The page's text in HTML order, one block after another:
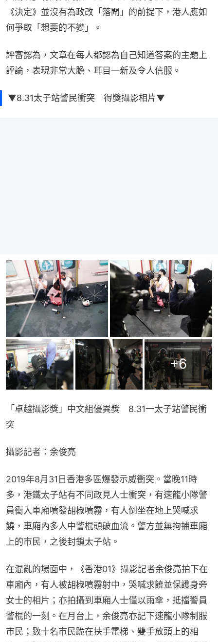
《決定》並沒有為政改「落閘」的前提下，港人應如
何爭取「想要的不變」。
評審認為，文章在每人都認為自己知道答案的主題上
評論，表現非常大膽、耳目一新及令人信服。
▼8.31太子站警民衝突 得獎攝影相片▼
+6
「卓越攝影獎」中文組優異獎　8.31一太子站警民衝
突
攝影記者：余俊亮
2019年8月31日香港多區爆發示威衝突。當晚11時
多，港鐵太子站有不同政見人士衝突，有速龍小隊警
員衝入車廂噴發胡椒噴霧，有人倒坐在地上哭喊求
饒，車廂內多人中警棍頭破血流。警方並無拘捕車廂
上的市民，之後封鎖太子站。
在混亂的場面中，《香港01》攝影記者余俊亮拍下在
車廂內，有人被胡椒噴霧射中，哭喊求饒並保護身旁
女士的相片；亦拍攝到車廂人士僅以雨傘，抵擋警員
警棍的一刻。在月台上，余俊亮亦記下速龍小隊制服
市民；數十名市民跪在扶手電梯、雙手放頭上的相